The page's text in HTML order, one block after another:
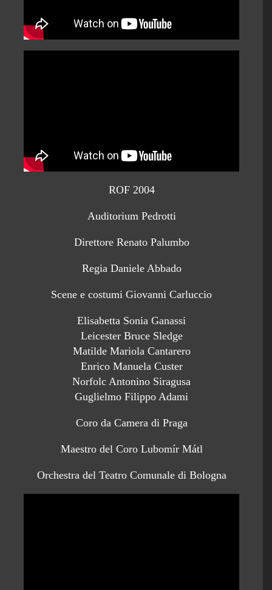
ROF 2004
Auditorium Pedrotti
Direttore Renato Palumbo
Regia Daniele Abbado
Scene e costumi Giovanni Carluccio
Elisabetta Sonia Ganassi
Leicester Bruce Sledge
Matilde Mariola Cantarero
Enrico Manuela Custer
Norfolc Antonino Siragusa
Guglielmo Filippo Adami
Coro da Camera di Praga
Maestro del Coro Lubomír Mátl
Orchestra del Teatro Comunale di Bologna